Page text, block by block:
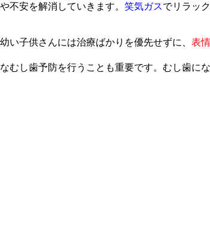
不安を解消していきます。 笑気ガスでリラッ
い子供さんには治療ばかりを優先せずに、 表
むし歯予防を行うことも重要です。むし歯に